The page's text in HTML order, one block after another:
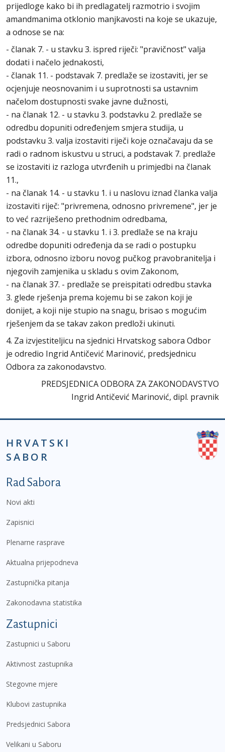
prijedloge kako bi ih predlagatelj razmotrio i svojim
amandmanima otklonio manjkavosti na koje se ukazuje,
a odnose se na:
- članak 7. - u stavku 3. ispred riječi: "pravičnost" valja
dodati i načelo jednakosti,
- članak 11. - podstavak 7. predlaže se izostaviti, jer se
ocjenjuje neosnovanim i u suprotnosti sa ustavnim
načelom dostupnosti svake javne dužnosti,
- na članak 12. - u stavku 3. podstavku 2. predlaže se
odredbu dopuniti određenjem smjera studija, u
podstavku 3. valja izostaviti riječi koje označavaju da se
radi o radnom iskustvu u struci, a podstavak 7. predlaže
se izostaviti iz razloga utvrđenih u primjedbi na članak
11.,
- na članak 14. - u stavku 1. i u naslovu iznad članka valja
izostaviti riječ: "privremena, odnosno privremene", jer je
to već razriješeno prethodnim odredbama,
- na članak 34. - u stavku 1. i 3. predlaže se na kraju
odredbe dopuniti određenja da se radi o postupku
izbora, odnosno izboru novog pučkog pravobranitelja i
njegovih zamjenika u skladu s ovim Zakonom,
- na članak 37. - predlaže se preispitati odredbu stavka
3. glede rješenja prema kojemu bi se zakon koji je
donijet, a koji nije stupio na snagu, brisao s mogućim
rješenjem da se takav zakon predloži ukinuti.
4. Za izvjestiteljicu na sjednici Hrvatskog sabora Odbor
je odredio Ingrid Antičević Marinović, predsjednicu
Odbora za zakonodavstvo.
PREDSJEDNICA ODBORA ZA ZAKONODAVSTVO
Ingrid Antičević Marinović, dipl. pravnik
HRVATSKI
SABOR
Podnožje prvi izbornik
Rad Sabora
Novi akti
Zapisnici
Plenarne rasprave
Aktualna prijepodneva
Zastupnička pitanja
Zakonodavna statistika
Zastupnici
Zastupnici u Saboru
Aktivnost zastupnika
Stegovne mjere
Klubovi zastupnika
Predsjednici Sabora
Velikani u Saboru